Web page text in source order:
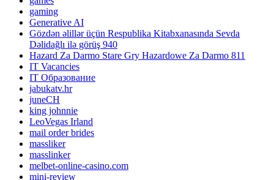
gaming
Generative AI
Gözdən əlillər üçün Respublika Kitabxanasında Sevda
Dəlidağlı ilə görüş 940
Hazard Za Darmo Stare Gry Hazardowe Za Darmo 811
IT Vacancies
IT Образование
jabukatv.hr
juneCH
king johnnie
LeoVegas Irland
mail order brides
massliker
masslinker
melbet-online-casino.com
mini-review